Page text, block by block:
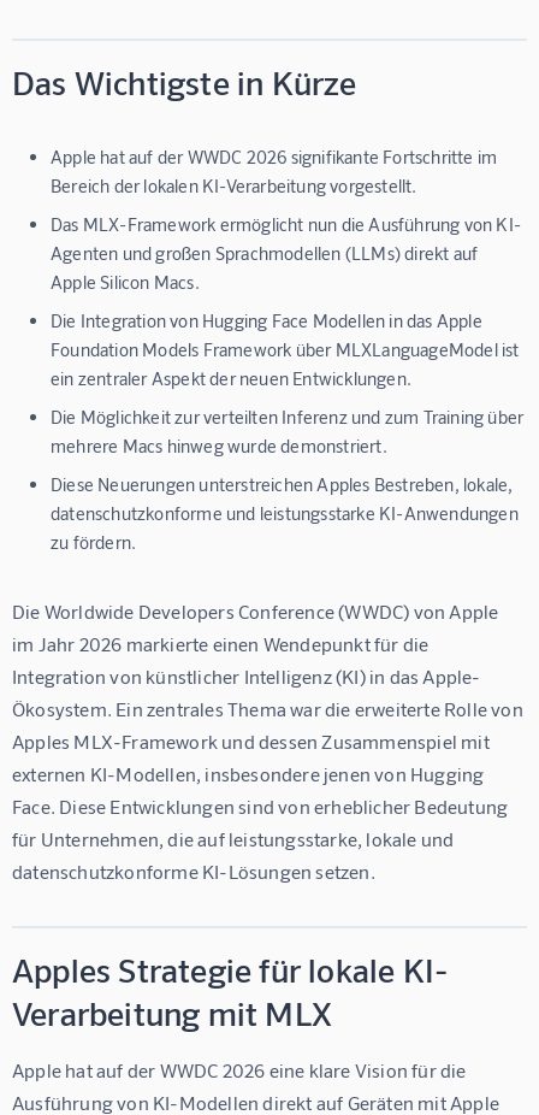
Das Wichtigste in Kürze
Apple hat auf der WWDC 2026 signifikante Fortschritte im
Bereich der lokalen KI-Verarbeitung vorgestellt.
Das MLX-Framework ermöglicht nun die Ausführung von KI-
Agenten und großen Sprachmodellen (LLMs) direkt auf
Apple Silicon Macs.
Die Integration von Hugging Face Modellen in das Apple
Foundation Models Framework über MLXLanguageModel ist
ein zentraler Aspekt der neuen Entwicklungen.
Die Möglichkeit zur verteilten Inferenz und zum Training über
mehrere Macs hinweg wurde demonstriert.
Diese Neuerungen unterstreichen Apples Bestreben, lokale,
datenschutzkonforme und leistungsstarke KI-Anwendungen
zu fördern.
Die Worldwide Developers Conference (WWDC) von Apple
im Jahr 2026 markierte einen Wendepunkt für die
Integration von künstlicher Intelligenz (KI) in das Apple-
Ökosystem. Ein zentrales Thema war die erweiterte Rolle von
Apples MLX-Framework und dessen Zusammenspiel mit
externen KI-Modellen, insbesondere jenen von Hugging
Face. Diese Entwicklungen sind von erheblicher Bedeutung
für Unternehmen, die auf leistungsstarke, lokale und
datenschutzkonforme KI-Lösungen setzen.
Apples Strategie für lokale KI-
Verarbeitung mit MLX
Apple hat auf der WWDC 2026 eine klare Vision für die
Ausführung von KI-Modellen direkt auf Geräten mit Apple